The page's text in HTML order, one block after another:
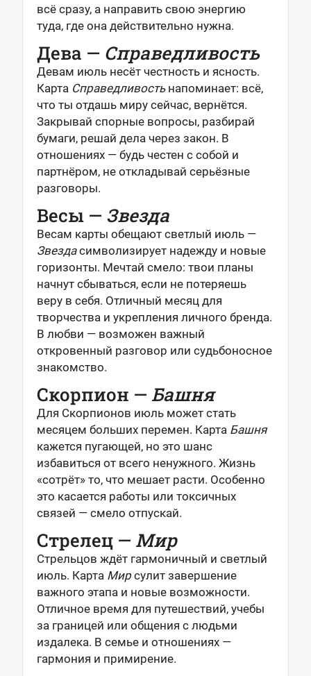
всё сразу, а направить свою энергию
туда, где она действительно нужна.
Дева — Справедливость
Девам июль несёт честность и ясность.
Карта Справедливостьнапоминает: всё,
что ты отдашь миру сейчас, вернётся.
Закрывай спорные вопросы, разбирай
бумаги, решай дела через закон. В
отношениях — будь честен с собой и
партнёром, не откладывай серьёзные
разговоры.
Весы — Звезда
Весам карты обещают светлый июль —
Звездасимволизирует надежду и новые
горизонты. Мечтай смело: твои планы
начнут сбываться, если не потеряешь
веру в себя. Отличный месяц для
творчества и укрепления личного бренда.
В любви — возможен важный
откровенный разговор или судьбоносное
знакомство.
Скорпион — Башня
Для Скорпионов июль может стать
месяцем больших перемен. Карта Башня
кажется пугающей, но это шанс
избавиться от всего ненужного. Жизнь
«сотрёт» то, что мешает расти. Особенно
это касается работы или токсичных
связей — смело отпускай.
Стрелец — Мир
Стрельцов ждёт гармоничный и светлый
июль. Карта Мир сулит завершение
важного этапа и новые возможности.
Отличное время для путешествий, учебы
за границей или общения с людьми
издалека. В семье и отношениях —
гармония и примирение.